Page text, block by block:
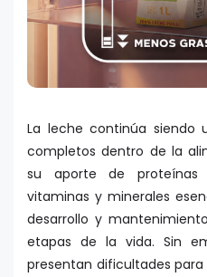
La leche continúa siendo
completos dentro de la
su aporte de
vitaminas y minerales
desarrollo y
etapas de la vida. Sin
presentan dificultades